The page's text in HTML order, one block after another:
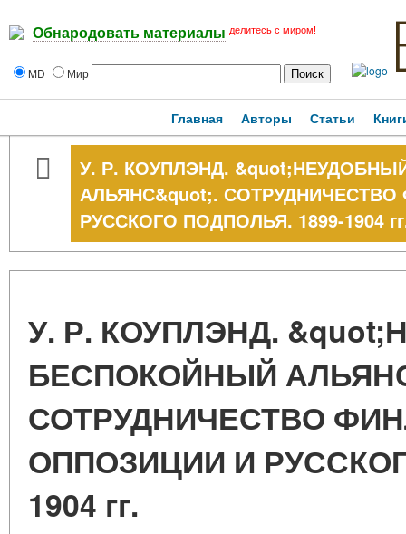
Обнародовать материалы делитесь с миром!
MD Мир
Главная Авторы Статьи
У. Р. КОУПЛЭНД.
АЛЬЯНС&quot;.
РУССКОГО ПОДПОЛЬЯ. 1899-1904
У. Р. КОУПЛЭНД.
БЕСПОКОЙНЫЙ
СОТРУДНИЧЕСТВО
ОППОЗИЦИИ И
1904 гг.